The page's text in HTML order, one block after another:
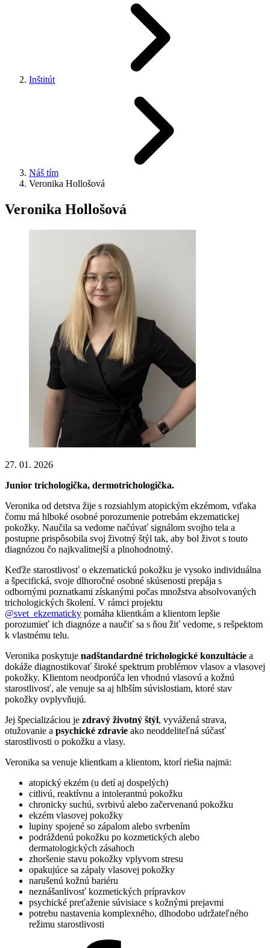
Inštitút
Náš tím
Veronika Hollošová
Veronika Hollošová
27. 01. 2026
Junior trichologička, dermotrichologička.
Veronika od detstva žije s rozsiahlym atopickým ekzémom, vďaka
čomu má hlboké osobné porozumenie potrebám ekzematickej
pokožky. Naučila sa vedome načúvať signálom svojho tela a
postupne prispôsobila svoj životný štýl tak, aby bol život s touto
diagnózou čo najkvalitnejší a plnohodnotný.
Keďže starostlivosť o ekzematickú pokožku je vysoko individuálna
a špecifická, svoje dlhoročné osobné skúsenosti prepája s
odbornými poznatkami získanými počas množstva absolvovaných
trichologických školení. V rámci projektu
@svet_ekzematicky pomáha klientkám a klientom lepšie
porozumieť ich diagnóze a naučiť sa s ňou žiť vedome, s rešpektom
k vlastnému telu.
Veronika poskytuje nadštandardné trichologické konzultácie a
dokáže diagnostikovať široké spektrum problémov vlasov a vlasovej
pokožky. Klientom neodporúča len vhodnú vlasovú a kožnú
starostlivosť, ale venuje sa aj hlbším súvislostiam, ktoré stav
pokožky ovplyvňujú.
Jej špecializáciou je zdravý životný štýl, vyvážená strava,
otužovanie a psychické zdravie ako neoddeliteľná súčasť
starostlivosti o pokožku a vlasy.
Veronika sa venuje klientkam a klientom, ktorí riešia najmä:
atopický ekzém (u detí aj dospelých)
citlivú, reaktívnu a intolerantnú pokožku
chronicky suchú, svrbivú alebo začervenanú pokožku
ekzém vlasovej pokožky
lupiny spojené so zápalom alebo svrbením
podráždenú pokožku po kozmetických alebo
dermatologických zásahoch
zhoršenie stavu pokožky vplyvom stresu
opakujúce sa zápaly vlasovej pokožky
narušenú kožnú bariéru
neznášanlivosť kozmetických prípravkov
psychické preťaženie súvisiace s kožnými prejavmi
potrebu nastavenia komplexného, dlhodobo udržateľného
režimu starostlivosti